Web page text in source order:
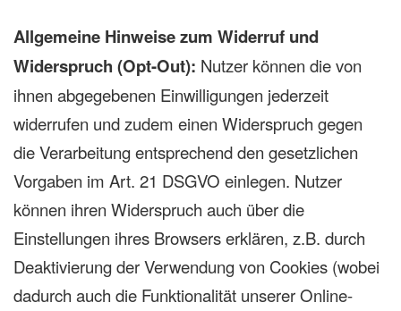
Allgemeine Hinweise zum Widerruf und
Widerspruch (Opt-Out): Nutzer können die von
ihnen abgegebenen Einwilligungen jederzeit
widerrufen und zudem einen Widerspruch gegen
die Verarbeitung entsprechend den gesetzlichen
Vorgaben im Art. 21 DSGVO einlegen. Nutzer
können ihren Widerspruch auch über die
Einstellungen ihres Browsers erklären, z.B. durch
Deaktivierung der Verwendung von Cookies (wobei
dadurch auch die Funktionalität unserer Online-